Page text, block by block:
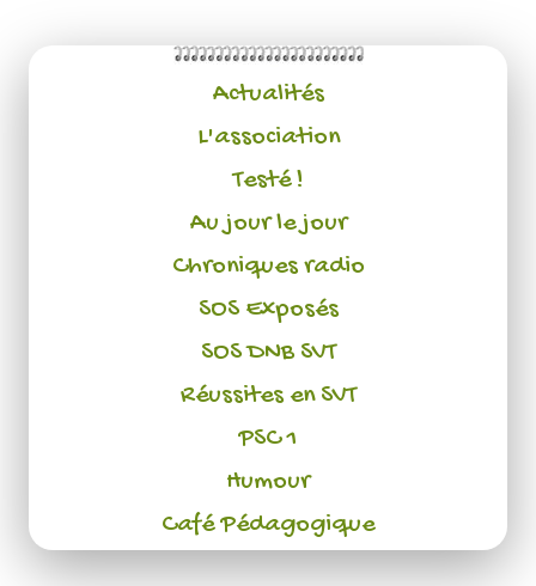
Actualités
L'association
Testé !
Au jour le jour
Chroniques radio
SOS Exposés
SOS DNB SVT
Réussites en SVT
PSC 1
Humour
Café Pédagogique